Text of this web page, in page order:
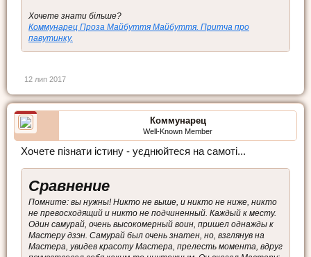
Хочете знати більше?
Коммунарец Проза Майбуття Майбуття. Притча про
павутинку.
12 лип 2017
Коммунарец
Well-Known Member
Хочете пізнати істину - уєднюйтеся на самоті...
Сравнение
Помните: вы нужны! Никто не выше, и никто не ниже, никто
не превосходящий и никто не подчиненный. Каждый к месту.
Один самурай, очень высокомерный воин, пришел однажды к
Мастеру дзэн. Самурай был очень знатен, но, взглянув на
Мастера, увидев красоту Мастера, прелесть момента, вдруг